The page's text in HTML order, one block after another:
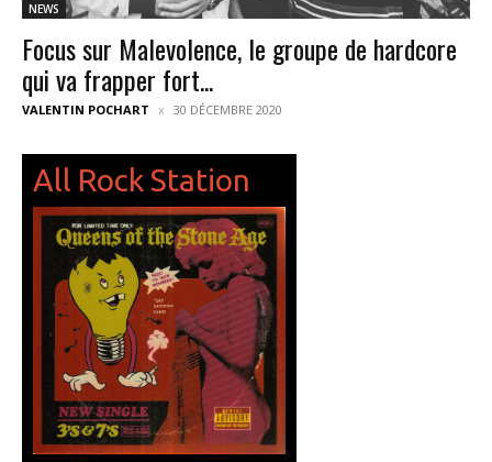
NEWS
Focus sur Malevolence, le groupe de hardcore
qui va frapper fort...
VALENTIN POCHART 30 DÉCEMBRE 2020